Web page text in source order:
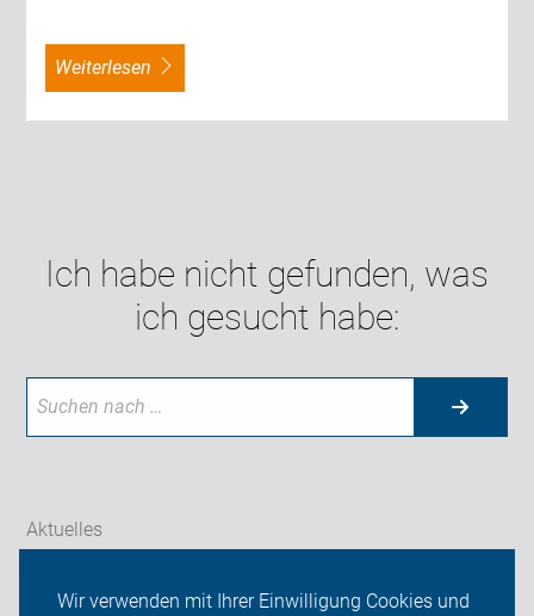
Wir verwenden mit Ihrer Einwilligung Cookies und
weiterlesen
Ich habe nicht gefunden, was
ich gesucht habe:
Aktuelles